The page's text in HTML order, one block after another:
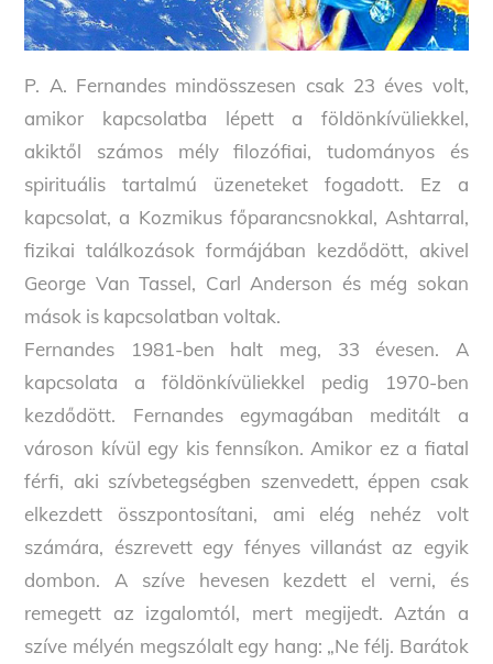
P. A. Fernandes mindösszesen csak 23 éves volt,
amikor kapcsolatba lépett a földönkívüliekkel,
akiktől számos mély filozófiai, tudományos és
spirituális tartalmú üzeneteket fogadott. Ez a
kapcsolat, a Kozmikus főparancsnokkal, Ashtarral,
fizikai találkozások formájában kezdődött, akivel
George Van Tassel, Carl Anderson és még sokan
mások is kapcsolatban voltak.
Fernandes 1981-ben halt meg, 33 évesen. A
kapcsolata a földönkívüliekkel pedig 1970-ben
kezdődött. Fernandes egymagában meditált a
városon kívül egy kis fennsíkon. Amikor ez a fiatal
férfi, aki szívbetegségben szenvedett, éppen csak
elkezdett összpontosítani, ami elég nehéz volt
számára, észrevett egy fényes villanást az egyik
dombon. A szíve hevesen kezdett el verni, és
remegett az izgalomtól, mert megijedt. Aztán a
szíve mélyén megszólalt egy hang: „Ne félj. Barátok